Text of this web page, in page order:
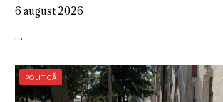
6 august 2026
…
POLITICĂ